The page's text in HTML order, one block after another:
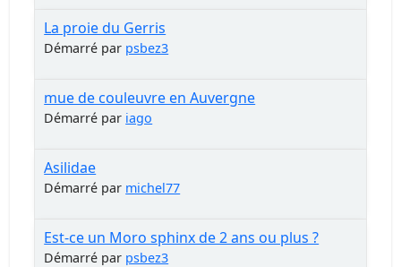
La proie du Gerris
Démarré par psbez3
mue de couleuvre en Auvergne
Démarré par iago
Asilidae
Démarré par michel77
Est-ce un Moro sphinx de 2 ans ou plus ?
Démarré par psbez3